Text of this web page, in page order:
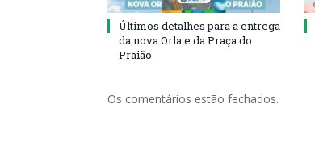
Últimos detalhes para a entrega
da nova Orla e da Praça do
Praião
Os comentários estão fechados.